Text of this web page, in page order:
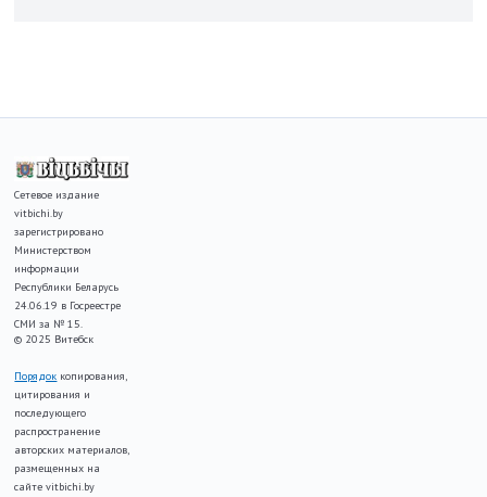
Сетевое издание
vitbichi.by
зарегистрировано
Министерством
информации
Республики Беларусь
24.06.19 в Госреестре
СМИ за № 15.
© 2025 Витебск
Порядок копирования,
цитирования и
последующего
распространение
авторских материалов,
размещенных на
сайте vitbichi.by